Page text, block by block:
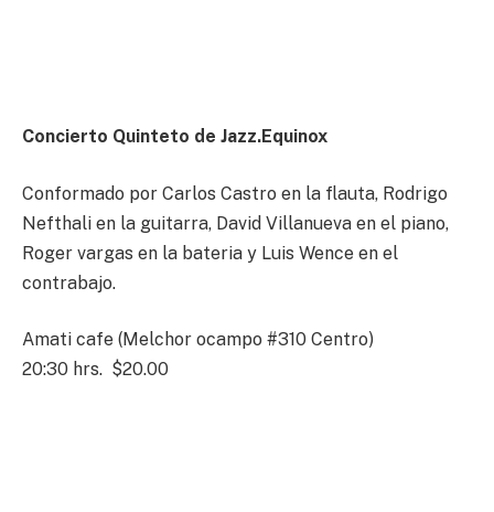
Concierto Quinteto de Jazz.Equinox
Conformado por Carlos Castro en la flauta, Rodrigo
Nefthali en la guitarra, David Villanueva en el piano,
Roger vargas en la bateria y Luis Wence en el
contrabajo.
Amati cafe (Melchor ocampo #310 Centro)
20:30 hrs. $20.00